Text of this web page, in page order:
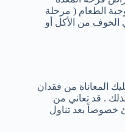
الطعام ( مرحلة
الخوف من الأكل أو
المعاناة من فقدان
. قد تعاني من
خصوصاً بعد تناول